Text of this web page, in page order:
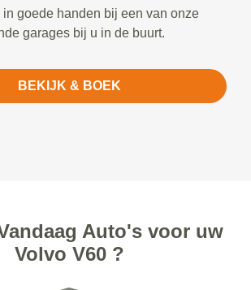
in goede handen bij een van onze
garages bij u in de buurt.
BEKIJK & BOEK
Auto's voor uw
Volvo V60 ?